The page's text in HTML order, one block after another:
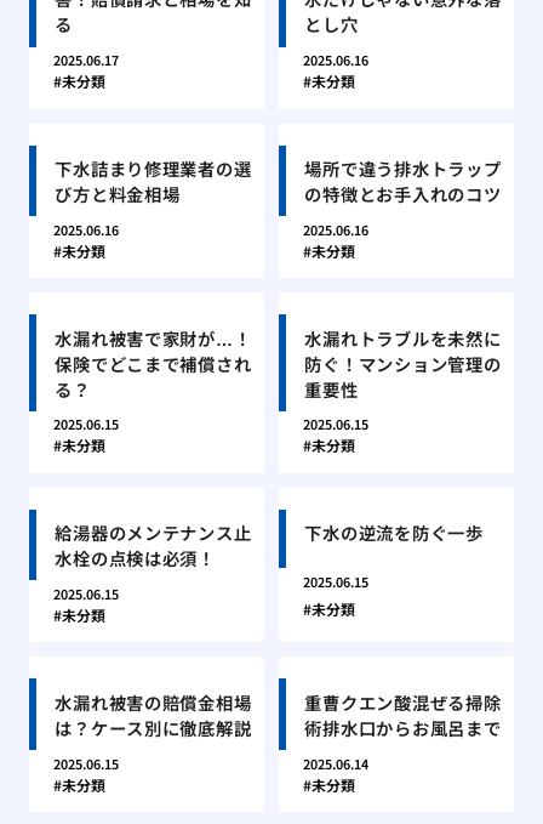
る
2025.06.17
未分類
とし穴
2025.06.16
未分類
下水詰まり修理業者の選
び方と料金相場
2025.06.16
未分類
場所で違う排水トラップ
の特徴とお手入れのコツ
2025.06.16
未分類
水漏れ被害で家財が…！
保険でどこまで補償され
る？
2025.06.15
未分類
水漏れトラブルを未然に
防ぐ！マンション管理の
重要性
2025.06.15
未分類
給湯器のメンテナンス止
水栓の点検は必須！
2025.06.15
未分類
下水の逆流を防ぐ一歩
2025.06.15
未分類
水漏れ被害の賠償金相場
は？ケース別に徹底解説
2025.06.15
未分類
重曹クエン酸混ぜる掃除
術排水口からお風呂まで
2025.06.14
未分類